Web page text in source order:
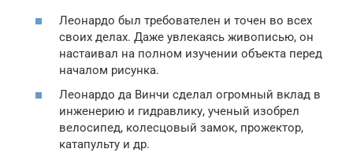
Леонардо был требователен и точен во всех
своих делах. Даже увлекаясь живописью, он
настаивал на полном изучении объекта перед
началом рисунка.
Леонардо да Винчи сделал огромный вклад в
инженерию и гидравлику, ученый изобрел
велосипед, колесцовый замок, прожектор,
катапульту и др.